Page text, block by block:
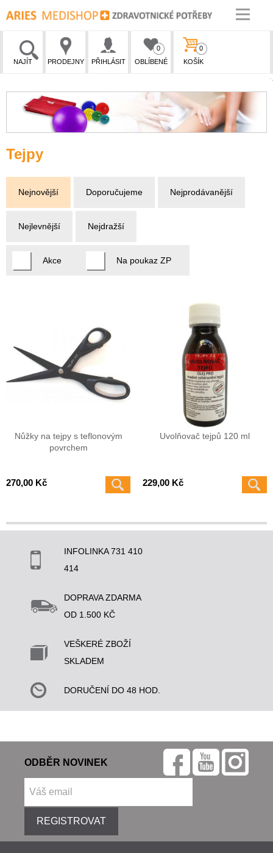
NAJÍT PRODEJNY PŘIHLÁSIT OBLÍBENÉ
0
KOŠÍK
0
Tejpy
Nejnovější Doporučujeme Nejprodávanější
Nejlevnější Nejdražší
Akce Na poukaz ZP
Nůžky na tejpy s teflonovým
povrchem
270,00 Kč
Uvolňovač tejpů 120 ml
229,00 Kč
INFOLINKA 731 410
414
DOPRAVA ZDARMA
OD 1.500 KČ
VEŠKERÉ ZBOŽÍ
SKLADEM
DORUČENÍ DO 48 HOD.
ODBĚR NOVINEK
REGISTROVAT